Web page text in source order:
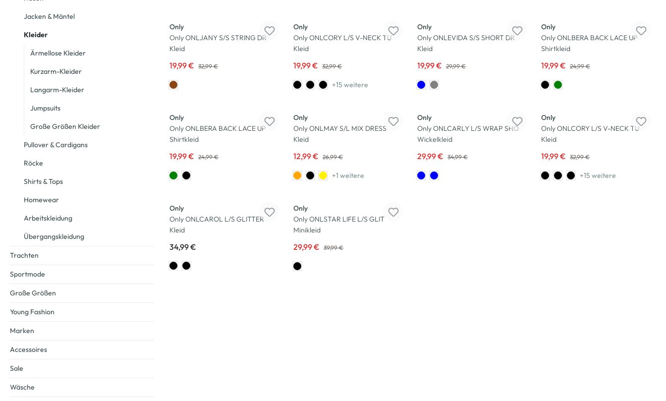
Only
Only ONLJANY S/S STRING DR
Kleid
19,99 € 32,99 €
Only
Only ONLCORY L/S V-NECK TU
Kleid
19,99 € 32,99 €
+15 weitere
Only
Only ONLEVIDA S/S SHORT DR
Kleid
19,99 € 29,99 €
Only
Only ONLBERA BACK LACE UP
Shirtkleid
19,99 € 24,99 €
Only
Only ONLBERA BACK LACE UP
Shirtkleid
19,99 € 24,99 €
Only
Only ONLMAY S/L MIX DRESS
Kleid
12,99 € 26,99 €
+1 weitere
Only
Only ONLCARLY L/S WRAP SHO
Wickelkleid
29,99 € 34,99 €
Only
Only ONLCORY L/S V-NECK TU
Kleid
19,99 € 32,99 €
+15 weitere
Only
Only ONLCAROL L/S GLITTER
Kleid
34,99 €
Only
Only ONLSTAR LIFE L/S GLIT
Minikleid
29,99 € 39,99 €
Jacken & Mäntel
Kleider
Ärmellose Kleider
Kurzarm-Kleider
Langarm-Kleider
Jumpsuits
Große Größen Kleider
Pullover & Cardigans
Röcke
Shirts & Tops
Homewear
Arbeitskleidung
Übergangskleidung
Trachten
Sportmode
Große Größen
Young Fashion
Marken
Accessoires
Sale
Wäsche